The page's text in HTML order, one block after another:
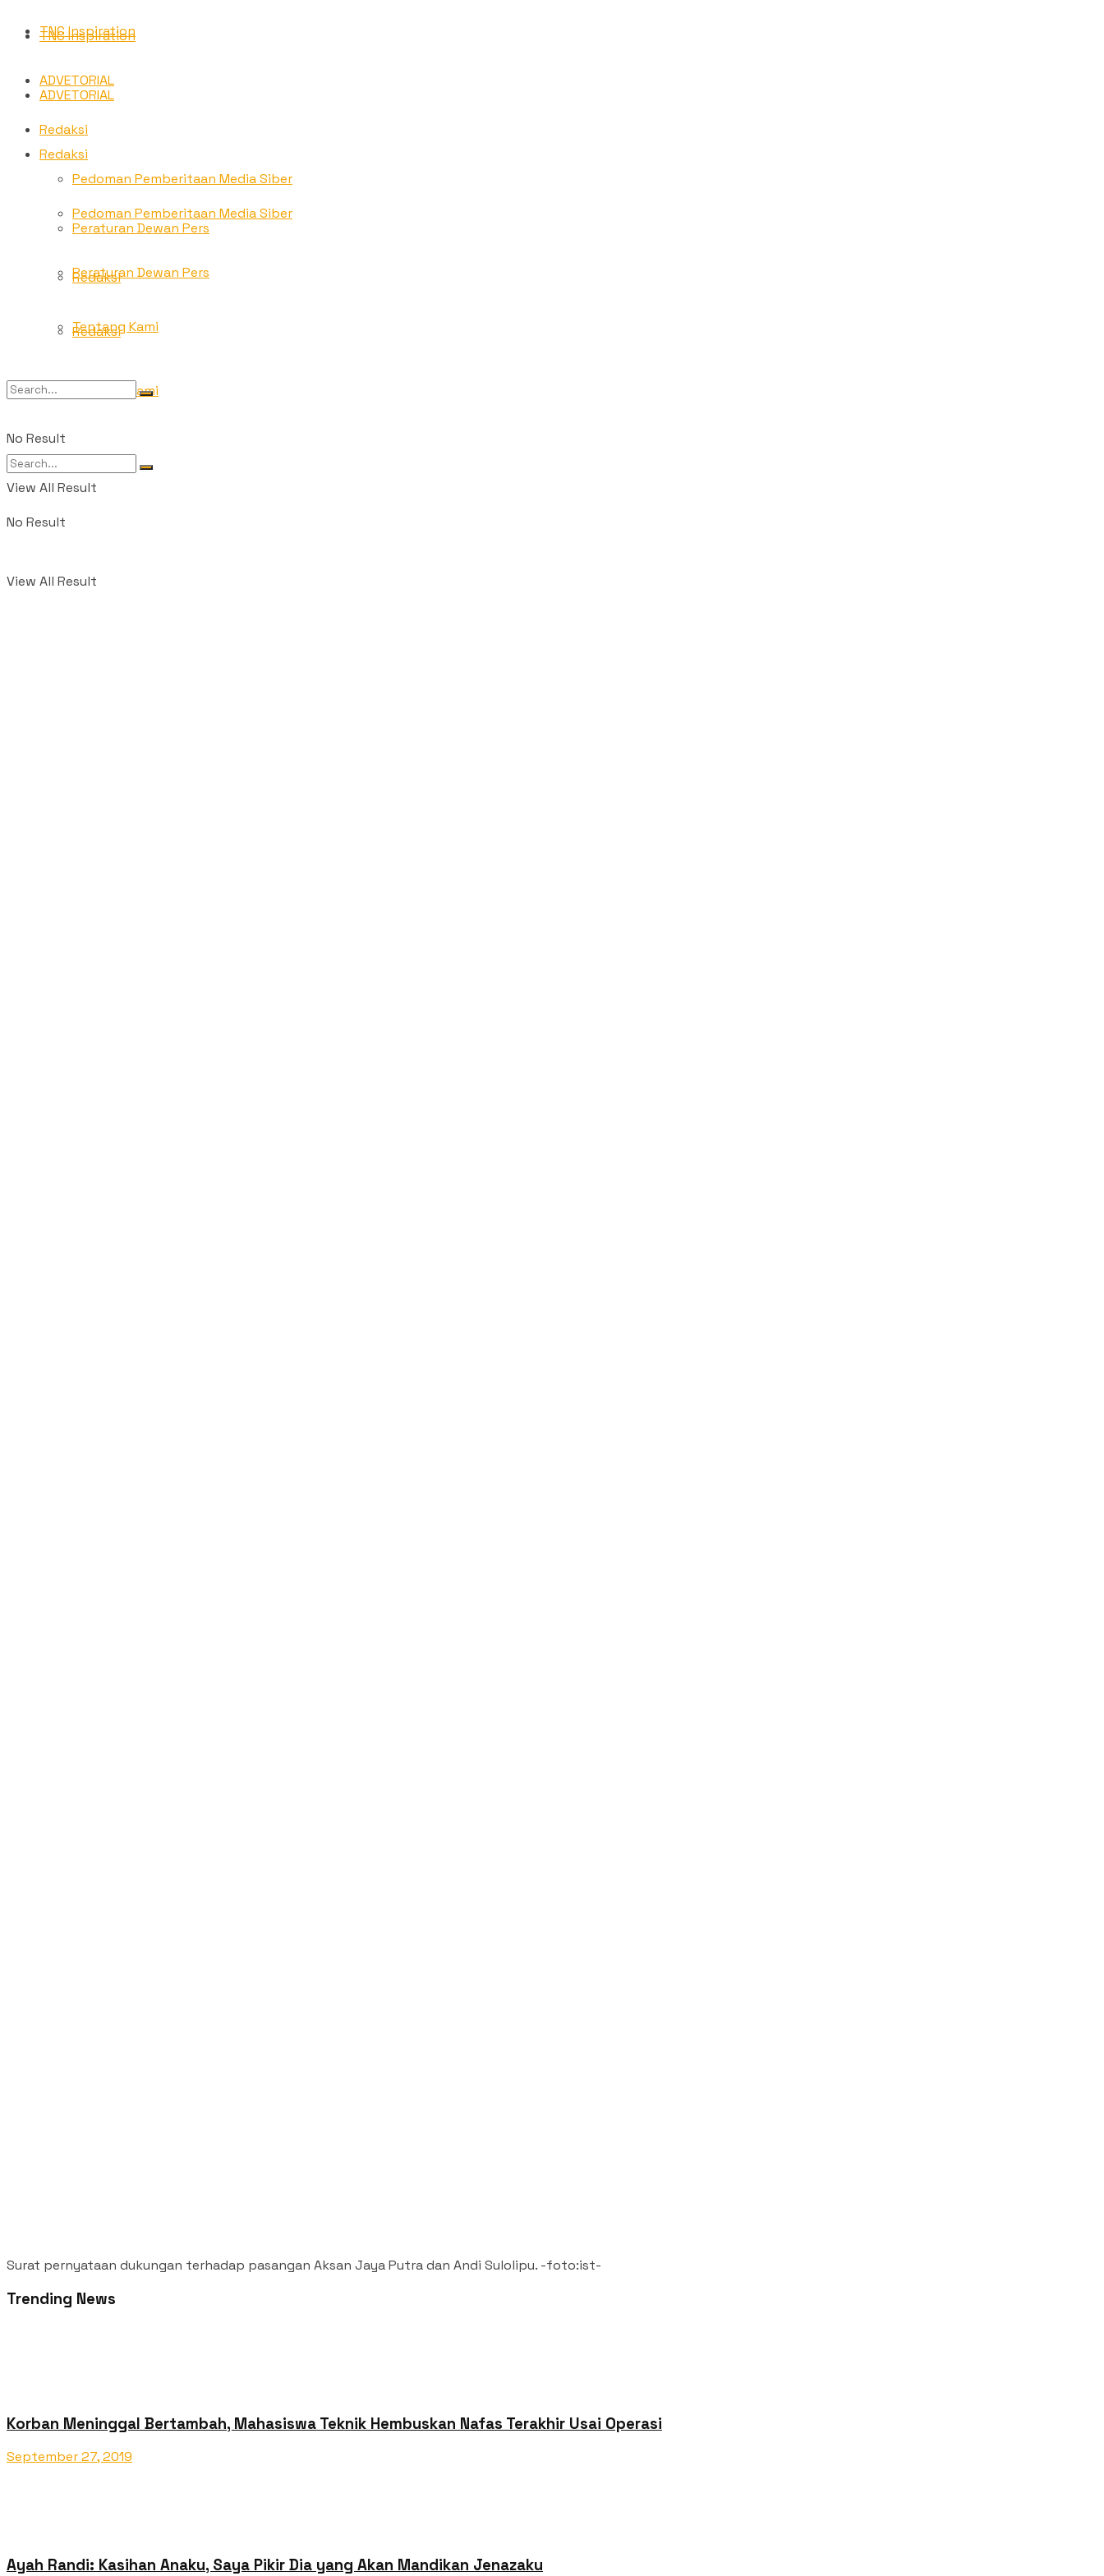
TNC Inspiration
ADVETORIAL
Redaksi
Pedoman Pemberitaan Media Siber
Peraturan Dewan Pers
Redaksi
Tentang Kami
No Result
View All Result
TNC Inspiration
ADVETORIAL
Redaksi
Pedoman Pemberitaan Media Siber
Peraturan Dewan Pers
Redaksi
Tentang Kami
No Result
View All Result
Surat pernyataan dukungan terhadap pasangan Aksan Jaya Putra dan Andi Sulolipu. -foto:ist-
Trending News
Korban Meninggal Bertambah, Mahasiswa Teknik Hembuskan Nafas Terakhir Usai Operasi
September 27, 2019
Ayah Randi: Kasihan Anaku, Saya Pikir Dia yang Akan Mandikan Jenazaku